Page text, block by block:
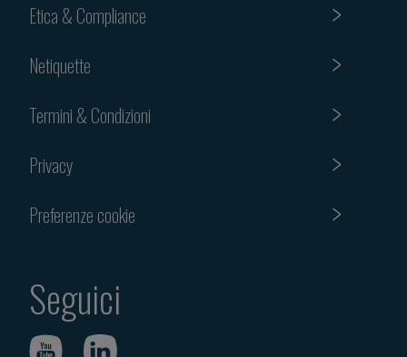
Etica & Compliance
Netiquette
Termini & Condizioni
Privacy
Preferenze cookie
Seguici